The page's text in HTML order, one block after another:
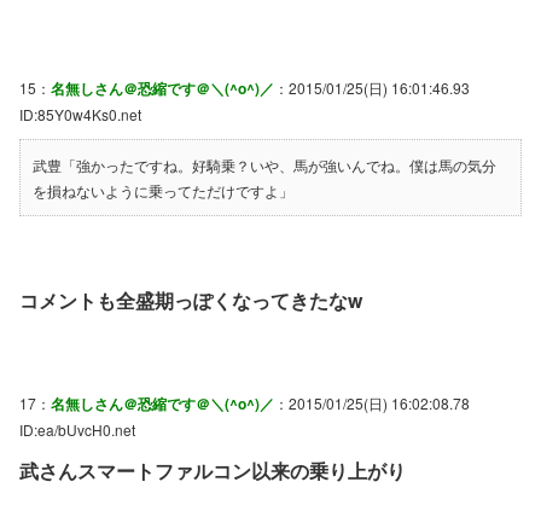
15： 名無しさん＠恐縮です＠＼(^o^)／ ：2015/01/25(日) 16:01:46.93
ID:85Y0w4Ks0.net
武豊「強かったですね。好騎乗？いや、馬が強いんでね。僕は馬の気分
を損ねないように乗ってただけですよ」
コメントも全盛期っぽくなってきたなw
17： 名無しさん＠恐縮です＠＼(^o^)／ ：2015/01/25(日) 16:02:08.78
ID:ea/bUvcH0.net
武さんスマートファルコン以来の乗り上がり